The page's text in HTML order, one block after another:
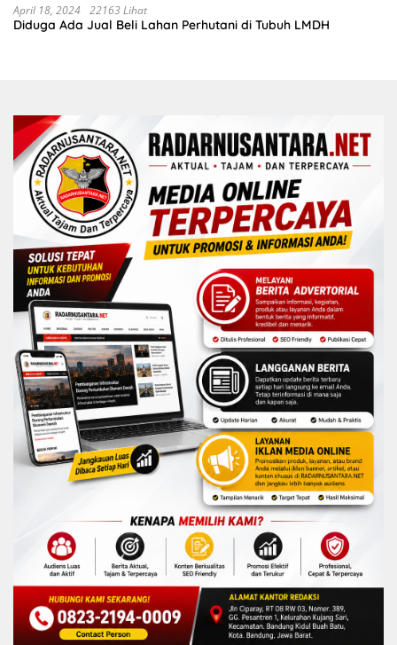
sudah selesai di tahun 2023
April 18, 2024 22163 Lihat
Diduga Ada Jual Beli Lahan Perhutani di Tubuh LMDH